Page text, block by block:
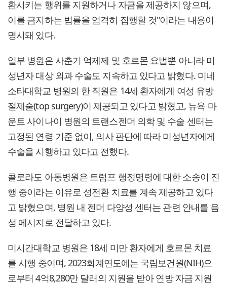
환시키는 행위를 지원하거나 자금을 제공하지 않으며,
이를 금지하는 법률을 엄격히 집행할 것"이라는 내용이
명시돼 있다.
일부 병원은 사춘기 억제제 및 호르몬 요법뿐 아니라 미
성년자 대상 외과 수술도 지속하고 있다고 밝혔다. 미네
소타대학교 병원의 한 직원은 14세 환자에게 여성 유방
절제술(top surgery)이 제공되고 있다고 밝혔고, 뉴욕 마
운트 사이나이 병원의 트랜스젠더 의학 및 수술 센터는
고정된 연령 기준 없이, 의사 판단에 따라 미성년자에게
수술을 시행하고 있다고 전했다.
콜로라도 아동병원은 트럼프 행정명령에 대한 소송이 진
행 중이라는 이유로 성전환 치료를 계속 제공하고 있다
고 밝혔으며, 병원 내 젠더 다양성 센터는 관련 안내를 음
성 메시지로 전달하고 있다.
미시간대학교 병원은 18세 미만 환자에게 호르몬 치료
를 시행 중이며, 2023회계연도에는 국립보건원(NIH)으
로부터 4억8,280만 달러의 지원을 받아 연방 자금 지원